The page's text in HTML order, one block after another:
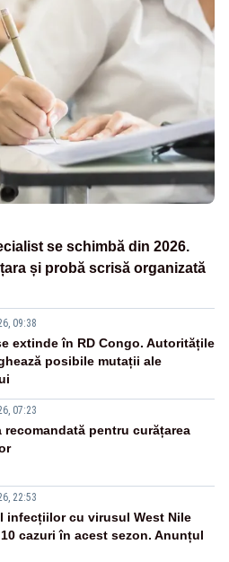
se schimbă din 2026.
și probă scrisă organizată
09:38
extinde în RD Congo. Autoritățile
posibile mutații ale
07:23
recomandată pentru curățarea
22:53
infecțiilor cu virusul West Nile
cazuri în acest sezon. Anunțul